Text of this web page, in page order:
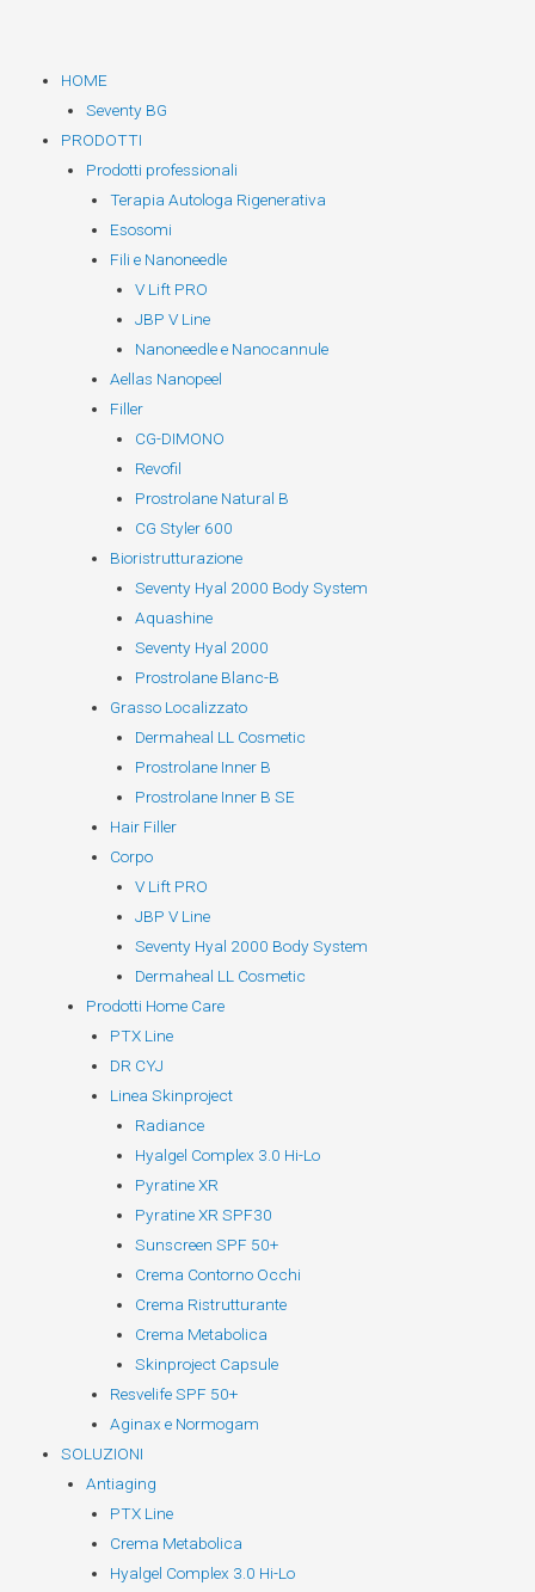
contenutoHOME
Seventy BG
PRODOTTI
Prodotti professionali
Terapia Autologa Rigenerativa
Esosomi
Fili e Nanoneedle
V Lift PRO
JBP V Line
Nanoneedle e Nanocannule
Aellas Nanopeel
Filler
CG-DIMONO
Revofil
Prostrolane Natural B
CG Styler 600
Bioristrutturazione
Seventy Hyal 2000 Body System
Aquashine
Seventy Hyal 2000
Prostrolane Blanc-B
Grasso Localizzato
Dermaheal LL Cosmetic
Prostrolane Inner B
Prostrolane Inner B SE
Hair Filler
Corpo
V Lift PRO
JBP V Line
Seventy Hyal 2000 Body System
Dermaheal LL Cosmetic
Prodotti Home Care
PTX Line
DR CYJ
Linea Skinproject
Radiance
Hyalgel Complex 3.0 Hi-Lo
Pyratine XR
Pyratine XR SPF30
Sunscreen SPF 50+
Crema Contorno Occhi
Crema Ristrutturante
Crema Metabolica
Skinproject Capsule
Resvelife SPF 50+
Aginax e Normogam
SOLUZIONI
Antiaging
PTX Line
Crema Metabolica
Hyalgel Complex 3.0 Hi-Lo